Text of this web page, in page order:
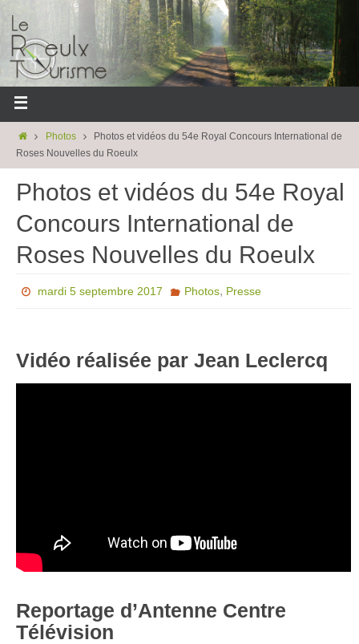
Photos
Photos et vidéos du 54e Royal Concours International de
Roses Nouvelles du Roeulx
Photos et vidéos du 54e Royal
Concours International de
Roses Nouvelles du Roeulx
mardi 5 septembre 2017 Photos, Presse
Vidéo réalisée par Jean Leclercq
Reportage d’Antenne Centre
Télévision